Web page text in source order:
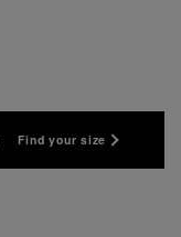
Find your size